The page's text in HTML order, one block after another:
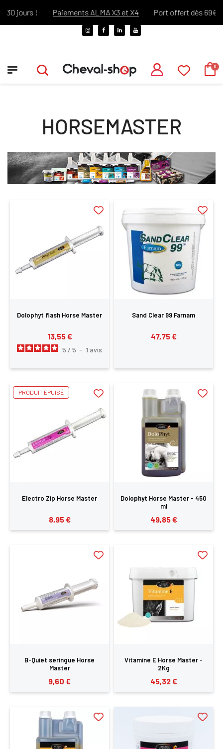
jours ! Paiements ALMA X3 et X4 Port offert dès 69€
HORSEMASTER
Dolophyt flash Horse Master
13,55 €
5 / 5 - 1 avis
Sand Clear 99 Farnam
47,75 €
Electro Zip Horse Master
8,95 €
PRODUIT ÉPUISÉ
Dolophyt Horse Master - 450
ml
49,85 €
B-Quiet seringue Horse
Master
9,60 €
Vitamine E Horse Master -
2Kg
45,32 €